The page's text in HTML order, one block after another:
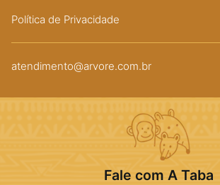
Política de Privacidade
atendimento@arvore.com.br
Fale com A Taba